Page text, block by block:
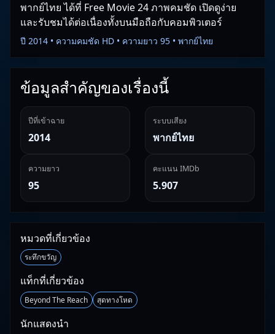
พากย์ไทย ได้ที่ Free Movie 24 ภาพคมชัด เปิดดูง่าย
และรับชมได้ต่อเนื่องทั้งบนมือถือกับคอมพิวเตอร์
ปี 2014 • ความคมชัด HD • ความยาว 95 • พากย์ไทย
ข้อมูลสำคัญของเรื่องนี้
ปีที่เข้าฉาย
2014
ระบบเสียง
พากย์ไทย
ความยาว
95
คะแนน IMDb
5.907
หมวดที่เกี่ยวข้อง
ระทึกขวัญ
แท็กที่เกี่ยวข้อง
Beyond The Reach สุดทางโหด
นักแสดงนำ